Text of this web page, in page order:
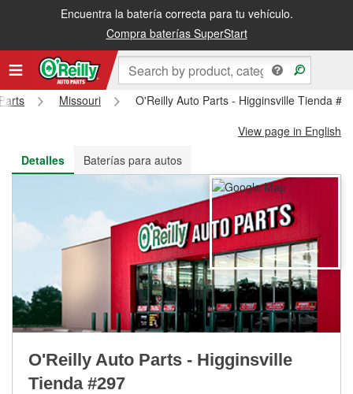
Encuentra la batería correcta para tu vehículo.
Compra baterías SuperStart
Recibe tu orden gratis al día siguiente o recógela en la tienda
Missouri
O'Reilly Auto Parts - Higginsville Tienda
View page in English
Detalles
Baterías para autos
O'Reilly Auto Parts - Higginsville
Tienda #297